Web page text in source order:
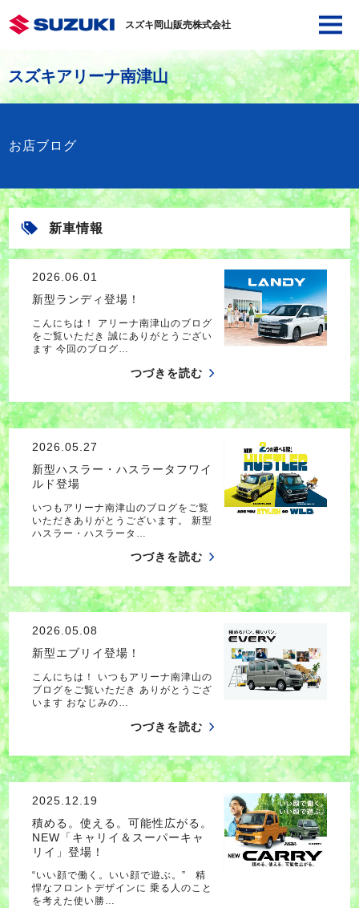
スズキ岡山販売株式会社
スズキアリーナ南津山
お店ブログ
新車情報
2026.06.01
新型ランディ登場！
こんにちは！ アリーナ南津山のブログ
をご覧いただき 誠にありがとうござい
ます 今回のブログ…
つづきを読む
2026.05.27
新型ハスラー・ハスラータフワイ
ルド登場
いつもアリーナ南津山のブログをご覧
いただきありがとうございます。 新型
ハスラー・ハスラータ…
つづきを読む
2026.05.08
新型エブリイ登場！
こんにちは！ いつもアリーナ南津山の
ブログをご覧いただき ありがとうござ
います おなじみの…
つづきを読む
2025.12.19
積める。使える。可能性広がる。
NEW「キャリイ＆スーパーキャ
リイ」登場！
“いい顔で働く。いい顔で遊ぶ。” 精
悍なフロントデザインに 乗る人のこと
を考えた使い勝…